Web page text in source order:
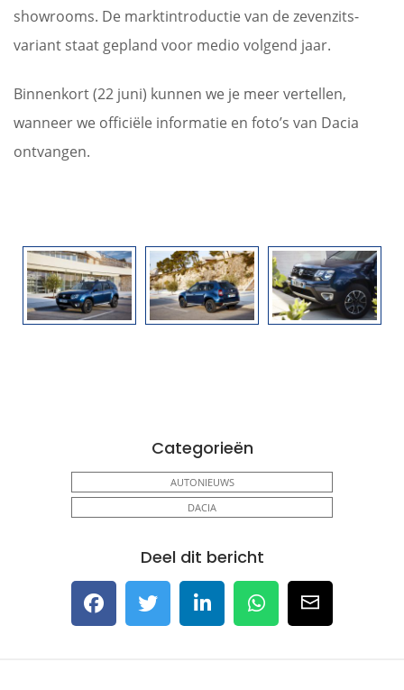
showrooms. De marktintroductie van de zevenzits-
variant staat gepland voor medio volgend jaar.
Binnenkort (22 juni) kunnen we je meer vertellen,
wanneer we officiële informatie en foto’s van Dacia
ontvangen.
Categorieën
AUTONIEUWS
DACIA
Deel dit bericht